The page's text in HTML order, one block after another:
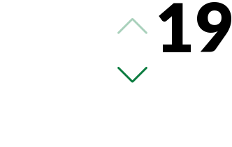
19
19